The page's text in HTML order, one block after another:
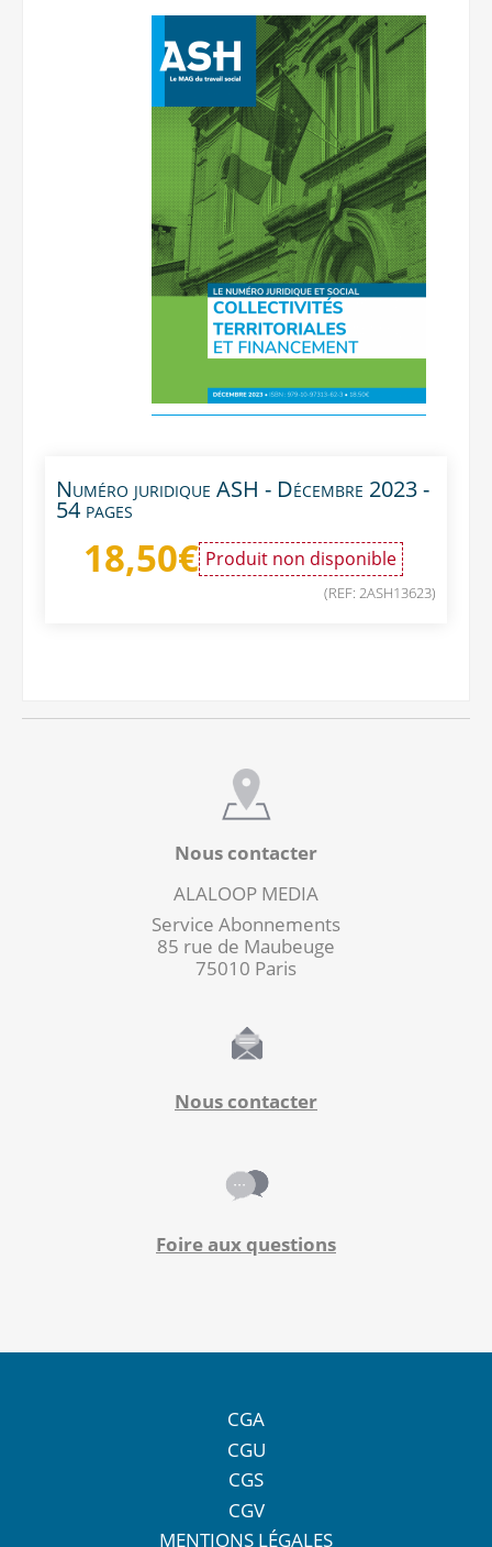
Numéro juridique ASH - Décembre 2023 -
54 pages
18,50€ Produit non disponible
(REF: 2ASH13623)
Nous contacter
ALALOOP MEDIA
Service Abonnements
85 rue de Maubeuge
75010 Paris
Nous contacter
Foire aux questions
CGA
CGU
CGS
CGV
MENTIONS LÉGALES